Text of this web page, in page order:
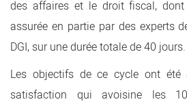
des affaires et le droit fiscal,
assurée en partie par des experts
DGI, sur une durée totale de 40 jours.
Les objectifs de ce cycle ont été
satisfaction qui avoisine les